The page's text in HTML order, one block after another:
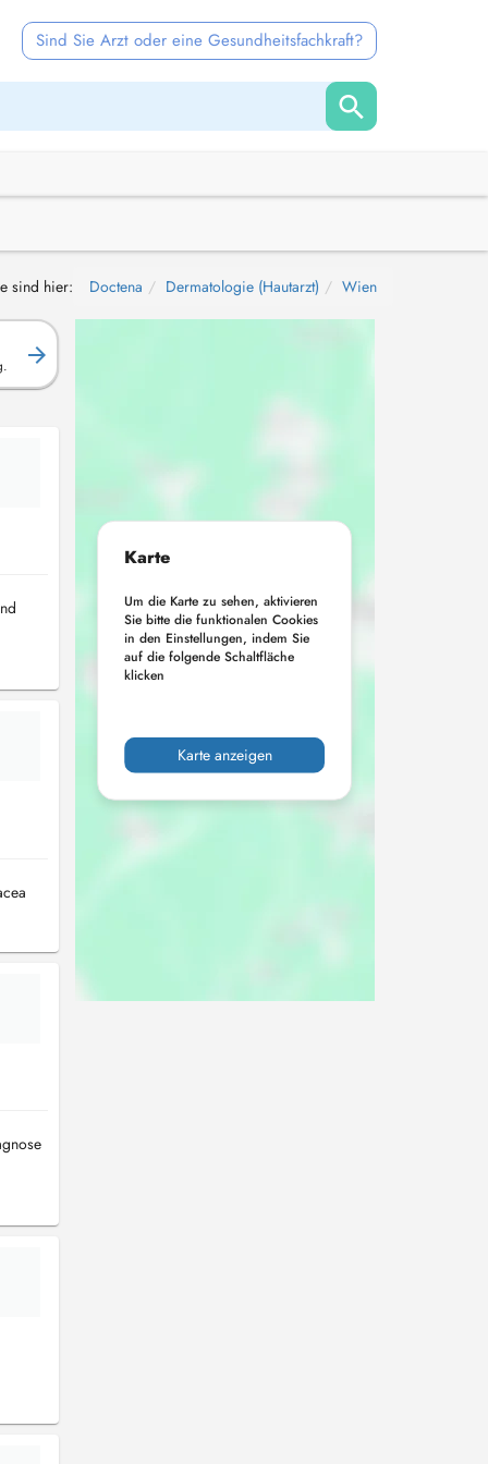
Sind Sie Arzt oder eine Gesundheitsfachkraft?
sind hier: Doctena Dermatologie (Hautarzt) Wien
Karte
Um die Karte zu sehen, aktivieren
Sie bitte die funktionalen Cookies
in den Einstellungen, indem Sie
auf die folgende Schaltfläche
klicken
Karte anzeigen